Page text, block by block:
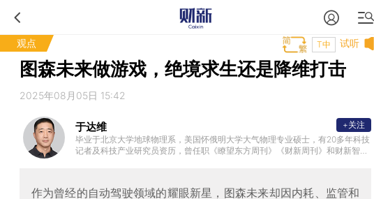
观点 试听
T中
图森未来做游戏，绝境求生还是降维打击
2025年08月05日 15:42
于达维
毕业于北京大学地球物理系，美国怀俄明大学大气物理专业硕士，有20多年科技
记者及科技产业研究员资历，曾任职《瞭望东方周刊》《财新周刊》和财新智库
+关注
作为曾经的自动驾驶领域的耀眼新星，图森未来却因内耗、监管和